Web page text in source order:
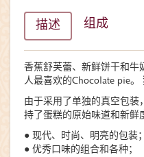
描述 组成
香蕉舒芙蕾、新鲜饼干和牛
人最喜欢的Сhocolate pie。
由于采用了单独的真空包
持了蛋糕的原始味道和新鲜
● 现代、时尚、明亮的包装；
● 优秀口味的组合和各种；